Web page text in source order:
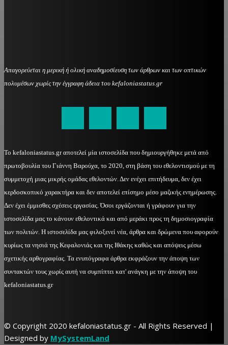
Απαγορεύεται η μερική ή ολική αναδημοσίευση των άρθρων και των οπτικών
πολυμέσων χωρίς την έγγραφη άδεια του kefaloniastatus.gr
Το kefaloniastatus.gr αποτελεί μία ιστοσελίδα που δημιουργήθηκε μετά από
πρωτοβουλία του Γιάννη Βαρούχα, το 2020, στη βάση του εθελοντισμού με τη
συμμετοχή μιας μικρής ομάδας εθελοντών. Δεν ενέχει επιτήδευμα, δεν έχει
κερδοσκοπικό χαρακτήρα και δεν αποτελεί επίσημο μέσο μαζικής ενημέρωσης.
Δεν έχει έμμισθες σχέσεις εργασίας. Όσοι εργάζονται ή γράφουν για την
ιστοσελίδα μας το κάνουν εθελοντικά και από μεράκι προς τη δημοσιογραφία
των πολιτών. Η ιστοσελίδα μας φιλοξενεί νέα, άρθρα και δρώμενα που αφορούν
κυρίως τα νησιά της Κεφαλονιάς και της Ιθάκης καθώς και απόψεις μέσω
σχετικής αρθογραφίας. Τα ενυπόγραφα άρθρα εκφράζουν την άποψη των
συντακτών τους χωρίς αυτή να συμπίπτει κατ' ανάγκη με την άποψη του
kefaloniastatus.gr
© Copyright 2020 kefaloniastatus.gr - All Rights Reserved |
Designed by MySystemLand